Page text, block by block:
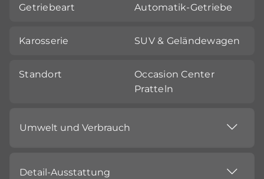
Getriebeart Automatik-Getriebe
Karosserie SUV & Geländewagen
Standort
Occasion Center
Pratteln
Umwelt und Verbrauch
Detail-Ausstattung